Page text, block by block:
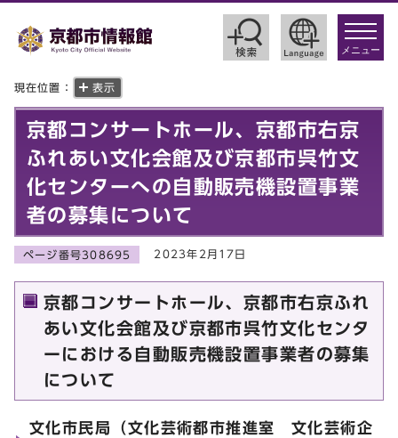
toggle
メニュー
現在位置： 表示
京都コンサートホール、京都市右京
ふれあい文化会館及び京都市呉竹文
化センターへの自動販売機設置事業
者の募集について
ページ番号308695 2023年2月17日
京都コンサートホール、京都市右京ふれ
あい文化会館及び京都市呉竹文化センタ
ーにおける自動販売機設置事業者の募集
について
文化市民局（文化芸術都市推進室 文化芸術企